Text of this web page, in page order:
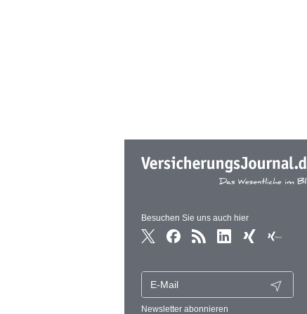
Besuchen Sie uns auch hier
Newsletter abonnieren